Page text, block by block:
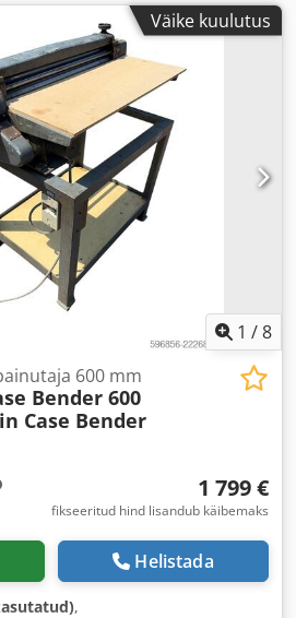
Väike kuulutus
1 /8
600 mm
Bender 600
Case Bender
1 799 €
fikseeritud hind lisandub käibemaks
Helistada
,